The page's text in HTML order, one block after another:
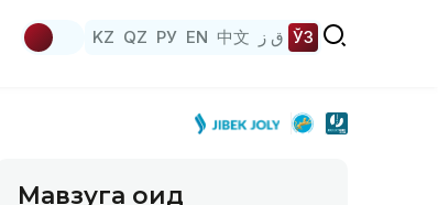
KZ QZ РУ EN 中文 ق ز ЎЗ
Мавзуга оид